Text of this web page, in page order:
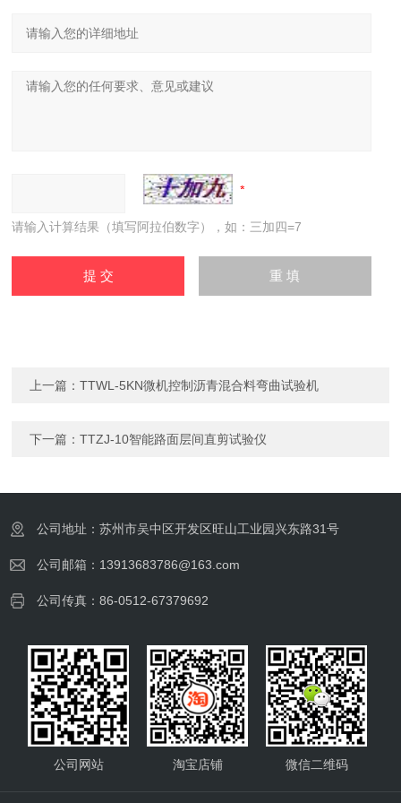
请输入计算结果（填写阿拉伯数字），如：三加四=7
上一篇：TTWL-5KN微机控制沥青混合料弯曲试验机
下一篇：TTZJ-10智能路面层间直剪试验仪
公司地址：苏州市吴中区开发区旺山工业园兴东路31号
公司邮箱：13913683786@163.com
公司传真：86-0512-67379692
微信二维码
淘宝店铺
公司网站